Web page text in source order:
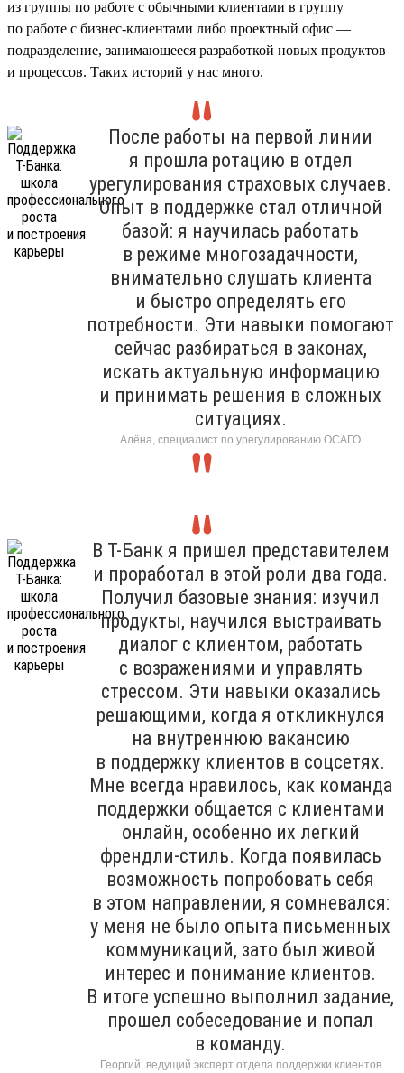
из группы по работе с обычными клиентами в группу
по работе с бизнес-клиентами либо проектный офис —
подразделение, занимающееся разработкой новых продуктов
и процессов. Таких историй у нас много.
После работы на первой линии
я прошла ротацию в отдел
урегулирования страховых случаев.
Опыт в поддержке стал отличной
базой: я научилась работать
в режиме многозадачности,
внимательно слушать клиента
и быстро определять его
потребности. Эти навыки помогают
сейчас разбираться в законах,
искать актуальную информацию
и принимать решения в сложных
ситуациях.
Алёна, специалист по урегулированию ОСАГО
В Т-Банк я пришел представителем
и проработал в этой роли два года.
Получил базовые знания: изучил
продукты, научился выстраивать
диалог с клиентом, работать
с возражениями и управлять
стрессом. Эти навыки оказались
решающими, когда я откликнулся
на внутреннюю вакансию
в поддержку клиентов в соцсетях.
Мне всегда нравилось, как команда
поддержки общается с клиентами
онлайн, особенно их легкий
френдли-стиль. Когда появилась
возможность попробовать себя
в этом направлении, я сомневался:
у меня не было опыта письменных
коммуникаций, зато был живой
интерес и понимание клиентов.
В итоге успешно выполнил задание,
прошел собеседование и попал
в команду.
Георгий, ведущий эксперт отдела поддержки клиентов